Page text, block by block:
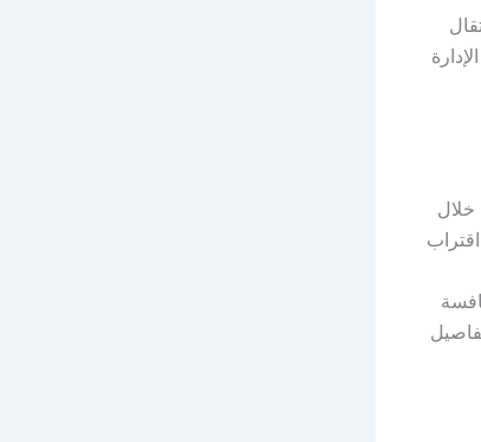
2026، لا سيما مع اقتراب